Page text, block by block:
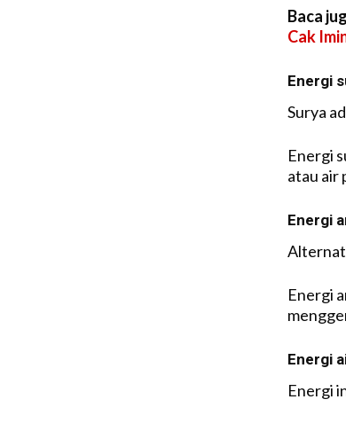
Baca
Cak
Energi
Surya
Energi
atau air
Energi
Energi
Energi
Energi